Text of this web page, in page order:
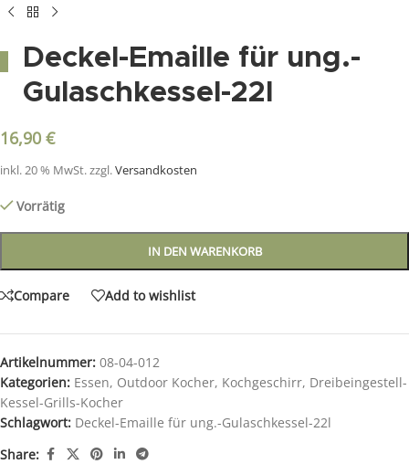
Deckel-Emaille für ung.-
Gulaschkessel-22l
16,90 €
inkl. 20 % MwSt.zzgl.Versandkosten
Vorrätig
IN DEN WARENKORB
Compare Add to wishlist
Artikelnummer: 08-04-012
Kategorien: Essen, Outdoor Kocher, Kochgeschirr, Dreibeingestell-
Kessel-Grills-Kocher
Schlagwort: Deckel-Emaille für ung.-Gulaschkessel-22l
Share: